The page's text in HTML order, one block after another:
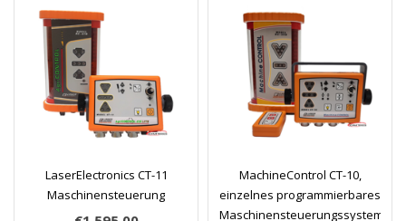
LaserElectronics CT-11
Maschinensteuerung
MachineControl CT-10,
einzelnes programmierbares
Maschinensteuerungssystem